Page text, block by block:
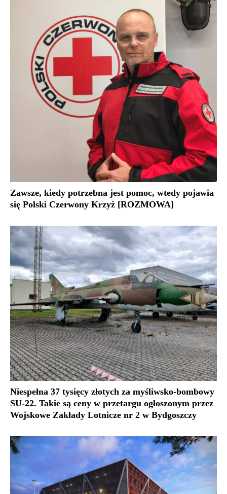
Zawsze, kiedy potrzebna jest pomoc, wtedy pojawia
się Polski Czerwony Krzyż [ROZMOWA]
Niespełna 37 tysięcy złotych za myśliwsko-bombowy
SU-22. Takie są ceny w przetargu ogłoszonym przez
Wojskowe Zakłady Lotnicze nr 2 w Bydgoszczy